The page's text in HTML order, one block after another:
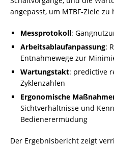
angepasst, um MTBF-Ziele zu
Messprotokoll:
Arbeitsablaufanpassung:
Entnahmewege zur
Wartungstakt: predictive
Zyklenzahlen
Ergonomische
Sichtverhältnisse und
Bedienerermüdung
Der Ergebnisbericht zeigt